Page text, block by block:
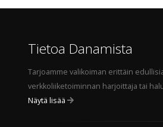
Tietoa Danamista
Tarjoamme valikoiman erittäin
verkkoliiketoiminnan harjoittaja tai
Näytä lisää